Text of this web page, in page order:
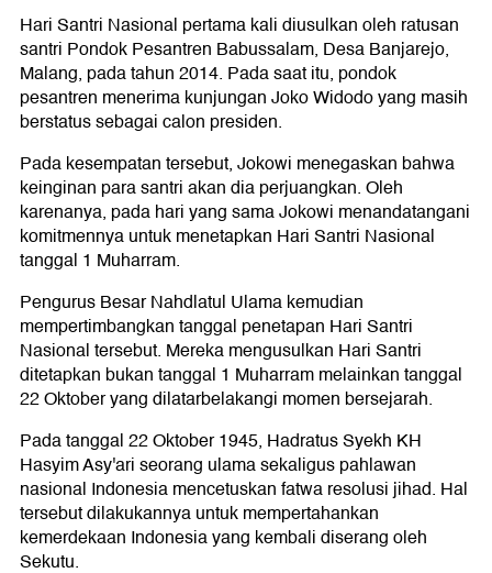
Hari Santri Nasional pertama kali diusulkan oleh ratusan
santri Pondok Pesantren Babussalam, Desa Banjarejo,
Malang, pada tahun 2014. Pada saat itu, pondok
pesantren menerima kunjungan Joko Widodo yang masih
berstatus sebagai calon presiden.
Pada kesempatan tersebut, Jokowi menegaskan bahwa
keinginan para santri akan dia perjuangkan. Oleh
karenanya, pada hari yang sama Jokowi menandatangani
komitmennya untuk menetapkan Hari Santri Nasional
tanggal 1 Muharram.
Pengurus Besar Nahdlatul Ulama kemudian
mempertimbangkan tanggal penetapan Hari Santri
Nasional tersebut. Mereka mengusulkan Hari Santri
ditetapkan bukan tanggal 1 Muharram melainkan tanggal
22 Oktober yang dilatarbelakangi momen bersejarah.
Pada tanggal 22 Oktober 1945, Hadratus Syekh KH
Hasyim Asy'ari seorang ulama sekaligus pahlawan
nasional Indonesia mencetuskan fatwa resolusi jihad. Hal
tersebut dilakukannya untuk mempertahankan
kemerdekaan Indonesia yang kembali diserang oleh
Sekutu.